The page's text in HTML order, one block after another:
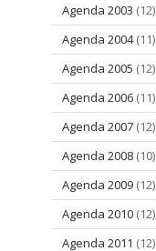
Agenda 2003 (12)
Agenda 2004(11)
Agenda 2005 (12)
Agenda 2006 (11)
Agenda 2007 (12)
Agenda 2008 (10)
Agenda 2009 (12)
Agenda 2010 (12)
Agenda 2011 (12)